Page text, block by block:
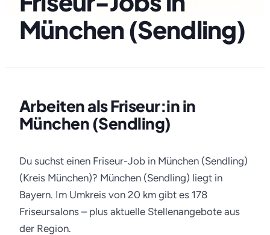
Marken
München (Sendling)
Arbeiten als Friseur:in in
München (Sendling)
Du suchst einen Friseur-Job in München (Sendling)
(Kreis München)? München (Sendling) liegt in
Bayern. Im Umkreis von 20 km gibt es 178
Friseursalons – plus aktuelle Stellenangebote aus
der Region.